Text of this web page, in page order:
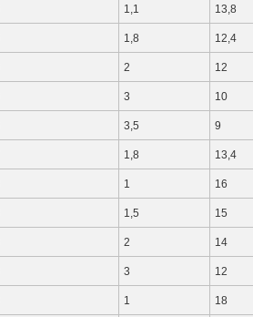
1,1 13,8
1,8 12,4
2 12
3 10
3,5 9
1,8 13,4
1 16
1,5 15
2 14
3 12
1 18